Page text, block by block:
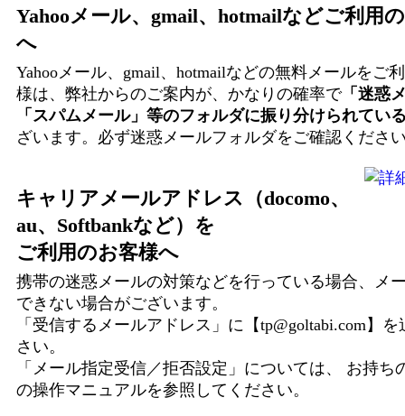
Yahooメール、gmail、hotmailなどご利用
へ
Yahooメール、gmail、hotmailなどの無料メールをご
様は、弊社からのご案内が、かなりの確率で「迷惑
「スパムメール」等のフォルダに振り分けられてい
ざいます。必ず迷惑メールフォルダをご確認くださ
キャリアメールアドレス（docomo、
au、Softbankなど）を
ご利用のお客様へ
携帯の迷惑メールの対策などを行っている場合、メ
できない場合がございます。
「受信するメールアドレス」に【tp@goltabi.com】
さい。
「メール指定受信／拒否設定」については、 お持ち
の操作マニュアルを参照してください。